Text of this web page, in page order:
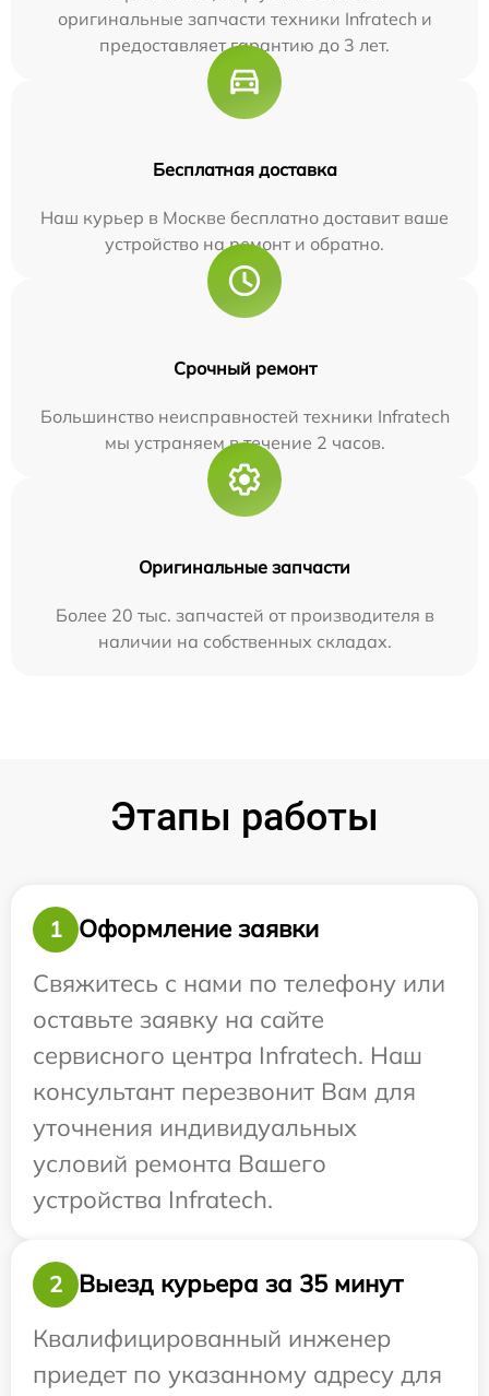
оригинальные запчасти техники Infratech и
предоставляет гарантию до 3 лет.
Бесплатная доставка
Наш курьер в Москве бесплатно доставит ваше
устройство на ремонт и обратно.
Срочный ремонт
Большинство неисправностей техники Infratech
мы устраняем в течение 2 часов.
Оригинальные запчасти
Более 20 тыс. запчастей от производителя в
наличии на собственных складах.
Этапы работы
1
Оформление заявки
Свяжитесь с нами по телефону или
оставьте заявку на сайте
сервисного центра Infratech. Наш
консультант перезвонит Вам для
уточнения индивидуальных
условий ремонта Вашего
устройства Infratech.
2
Выезд курьера за 35 минут
Квалифицированный инженер
приедет по указанному адресу для